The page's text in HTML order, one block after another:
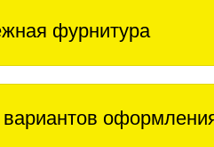
фурнитура
вариантов